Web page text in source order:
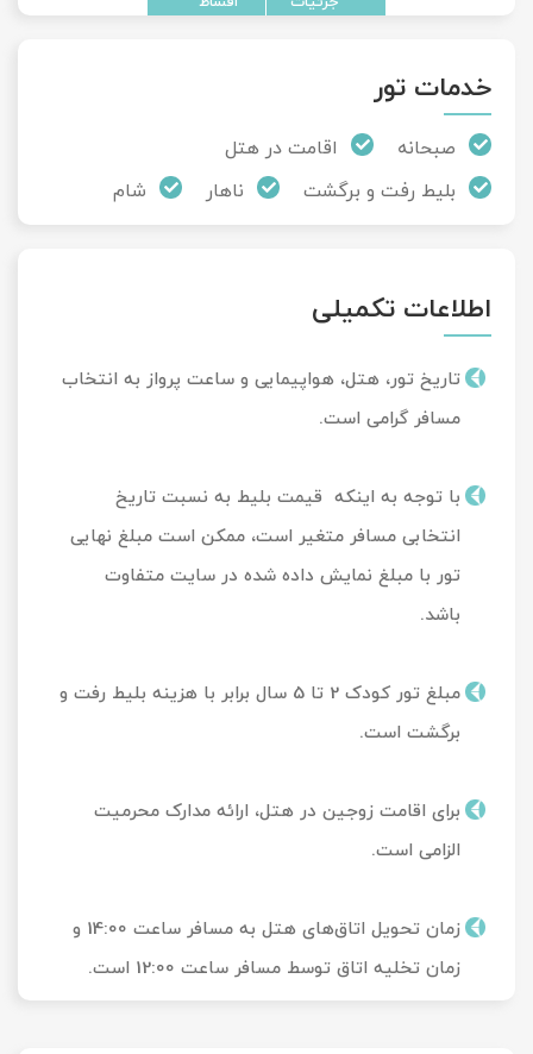
خدمات تور
صبحانه
اقامت در هتل
بلیط رفت و برگشت
ناهار شام
اطلاعات تکمیلی
تاریخ تور، هتل، هواپیمایی و ساعت پرواز به انتخاب
مسافر گرامی است.
با توجه به اینکه قیمت بلیط به نسبت تاریخ
انتخابی مسافر متغیر است، ممکن است مبلغ نهایی
تور با مبلغ نمایش داده شده در سایت متفاوت
باشد.
مبلغ تور کودک 2 تا 5 سال برابر با هزینه بلیط رفت و
برگشت است.
برای اقامت زوجین در هتل، ارائه مدارک محرمیت
الزامی است.
زمان تحویل‌ اتاق‌های هتل به مسافر ساعت 14:00 و
زمان تخلیه اتاق توسط مسافر ساعت 12:00 است.